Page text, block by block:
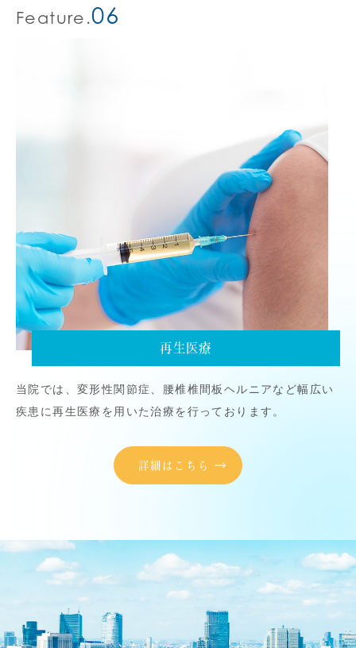
Feature.06
再生医療
当院では、変形性関節症、腰椎椎間板ヘルニアなど幅広い
疾患に再生医療を用いた治療を行っております。
詳細はこちら